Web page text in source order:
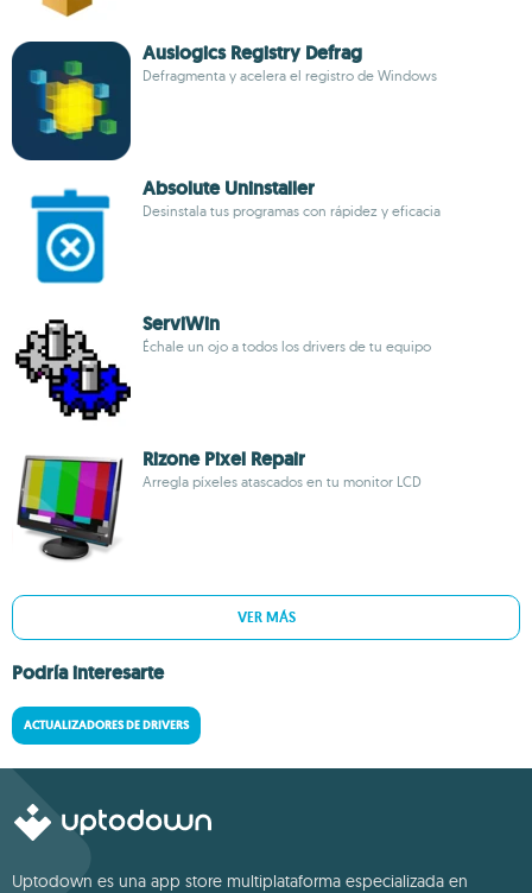
Auslogics Registry Defrag
Defragmenta y acelera el registro de Windows
Absolute Uninstaller
Desinstala tus programas con rápidez y eficacia
ServiWin
Échale un ojo a todos los drivers de tu equipo
Rizone Pixel Repair
Arregla píxeles atascados en tu monitor LCD
VER MÁS
Podría interesarte
ACTUALIZADORES DE DRIVERS
Uptodown es una app store multiplataforma especializada en